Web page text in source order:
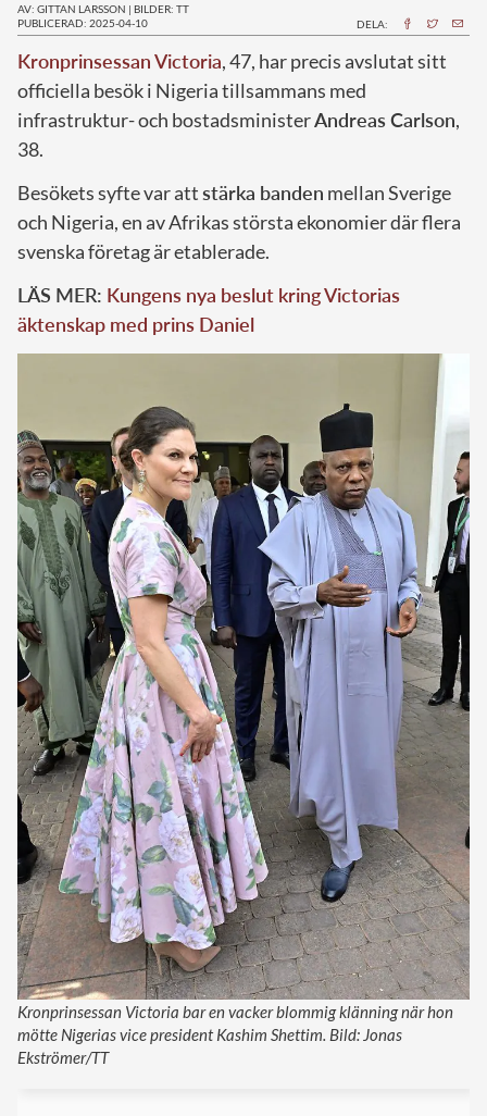
AV: GITTAN LARSSON | BILDER: TT
PUBLICERAD: 2025-04-10
DELA:
Kronprinsessan Victoria, 47, har precis avslutat sitt
officiella besök i Nigeria tillsammans med
infrastruktur- och bostadsministerAndreas Carlson,
38.
Besökets syfte var attstärka banden mellan Sverige
och Nigeria, en av Afrikas största ekonomier där flera
svenska företag är etablerade.
LÄS MER: Kungens nya beslut kring Victorias
äktenskap med prins Daniel
Kronprinsessan Victoria bar en vacker blommig klänning när hon
mötte Nigerias vice president Kashim Shettim. Bild: Jonas
Ekströmer/TT